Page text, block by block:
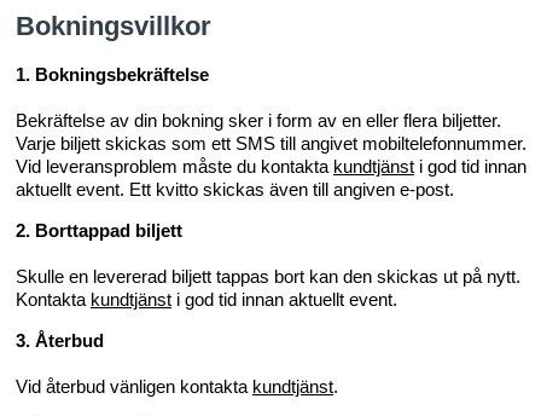
Bokningsvillkor
1. Bokningsbekräftelse
Bekräftelse av din bokning sker i form av en eller flera biljetter.
Varje biljett skickas som ett SMS till angivet mobiltelefonnummer.
Vid leveransproblem måste du kontakta kundtjänst i god tid innan
aktuellt event. Ett kvitto skickas även till angiven e-post.
2. Borttappad biljett
Skulle en levererad biljett tappas bort kan den skickas ut på nytt.
Kontakta kundtjänst i god tid innan aktuellt event.
3. Återbud
Vid återbud vänligen kontakta kundtjänst.